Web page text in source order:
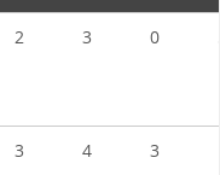
2 3 0
3 4 3